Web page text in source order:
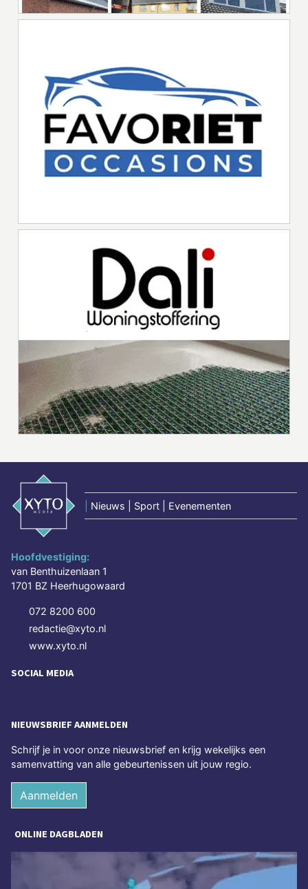
Nieuws | Sport | Evenementen
Hoofdvestiging:
van Benthuizenlaan 1
1701 BZ Heerhugowaard
072 8200 600
redactie@xyto.nl
www.xyto.nl
SOCIAL MEDIA
NIEUWSBRIEF AANMELDEN
Schrijf je in voor onze nieuwsbrief en krijg wekelijks een
samenvatting van alle gebeurtenissen uit jouw regio.
Aanmelden
ONLINE DAGBLADEN